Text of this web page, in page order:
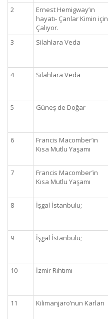
2
Ernest Hemigway’ın
hayatı- Çanlar Kimin için
Çalıyor.
3
Silahlara Veda
4
Silahlara Veda
5
Güneş de Doğar
6
Francis Macomber’in
Kısa Mutlu Yaşamı
7
Francis Macomber’in
Kısa Mutlu Yaşamı
8
İşgal İstanbulu;
9
İşgal İstanbulu;
10
İzmir Rıhtımı
11
Kilimanjaro’nun Karları